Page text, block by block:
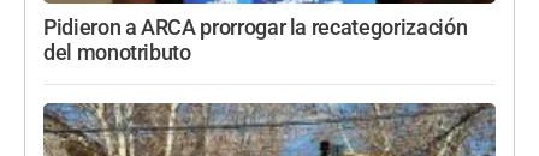
Pidieron a ARCA prorrogar la recategorización
del monotributo